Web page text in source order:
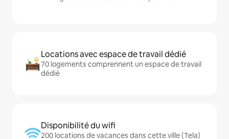
Locations avec espace de travail dédié
70 logements comprennent un espace de travail
dédié
Disponibilité du wifi
200 locations de vacances dans cette ville (Tela)